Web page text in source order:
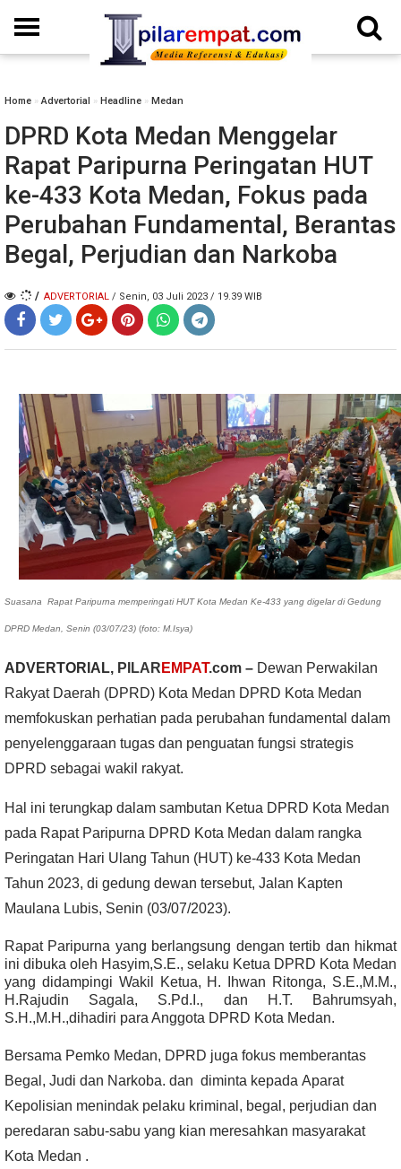
Home »Advertorial » Headline » Medan
DPRD Kota Medan Menggelar
Rapat Paripurna Peringatan HUT
ke-433 Kota Medan, Fokus pada
Perubahan Fundamental, Berantas
Begal, Perjudian dan Narkoba
/ ADVERTORIAL / Senin, 03 Juli 2023 / 19.39 WIB
Suasana Rapat Paripurna memperingati HUT Kota Medan Ke-433 yang digelar di Gedung
DPRD Medan, Senin (03/07/23) (foto: M.Isya)
ADVERTORIAL, PILAR EMPAT.com – Dewan Perwakilan
Rakyat Daerah (DPRD) Kota Medan DPRD Kota Medan
memfokuskan perhatian pada perubahan fundamental dalam
penyelenggaraan tugas dan penguatan fungsi strategis
DPRD sebagai wakil rakyat.
Hal ini terungkap dalam sambutan Ketua DPRD Kota Medan
pada Rapat Paripurna DPRD Kota Medan dalam rangka
Peringatan Hari Ulang Tahun (HUT) ke-433 Kota Medan
Tahun 2023, di gedung dewan tersebut, Jalan Kapten
Maulana Lubis, Senin (03/07/2023).
Rapat Paripurna yang berlangsung dengan tertib dan hikmat
ini dibuka oleh Hasyim,S.E., selaku Ketua DPRD Kota Medan
yang didampingi Wakil Ketua, H. Ihwan Ritonga, S.E.,M.M.,
H.Rajudin Sagala, S.Pd.I., dan H.T. Bahrumsyah,
S.H.,M.H.,dihadiri para Anggota DPRD Kota Medan.
Bersama Pemko Medan, DPRD juga fokus memberantas
Begal, Judi dan Narkoba. dan diminta kepada Aparat
Kepolisian menindak pelaku kriminal, begal, perjudian dan
peredaran sabu-sabu yang kian meresahkan masyarakat
Kota Medan .